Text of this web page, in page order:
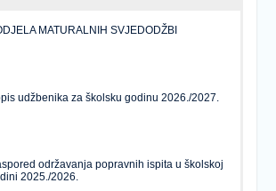
MATURALNIH SVJEDODŽBI
udžbenika za školsku godinu 2026./2027.
održavanja popravnih ispita u školskoj
2025./2026.